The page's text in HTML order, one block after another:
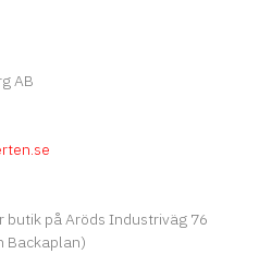
AB
butik på Aröds Industriväg 76
Backaplan)